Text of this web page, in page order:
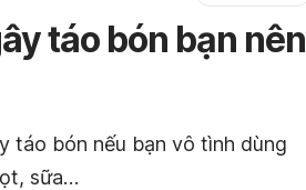
táo bón bạn nên
táo bón nếu bạn vô tình dùng
sữa…